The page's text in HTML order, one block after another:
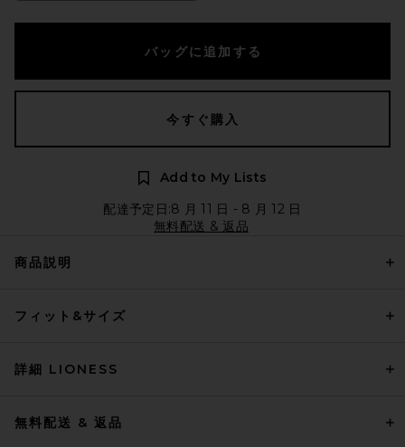
バッグに追加する
今すぐ購入
Add to My Lists
配達予定日:8 月 11 日 - 8 月 12 日
無料配送 & 返品
商品説明
フィット&サイズ
詳細 LIONESS
無料配送 & 返品